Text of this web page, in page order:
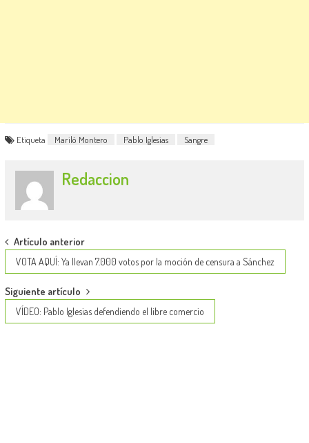
Etiqueta Mariló Montero Pablo Iglesias Sangre
Redaccion
Post
navigation
Artículo anterior
VOTA AQUÍ: Ya llevan 7.000 votos por la moción de censura a Sánchez
Siguiente artículo
VÍDEO: Pablo Iglesias defendiendo el libre comercio